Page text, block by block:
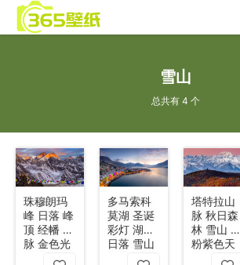
雪山
总共有 4 个
珠穆朗玛
峰 日落 峰
顶 经幡 山
脉 金色光
辉 雪山 4k
多马索科
莫湖 圣诞
彩灯 湖畔
日落 雪山
冬日 4k
塔特拉山
脉 秋日森
林 雪山 塔
粉紫色天